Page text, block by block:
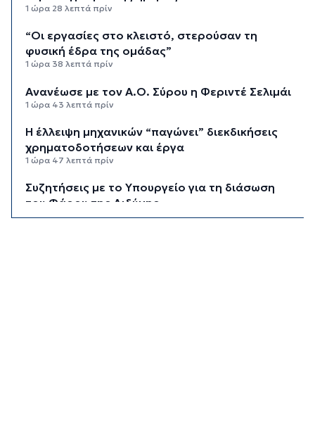
1 ώρα 28 λεπτά πρίν
“Οι εργασίες στο κλειστό, στερούσαν τη
φυσική έδρα της ομάδας”
1 ώρα 38 λεπτά πρίν
Ανανέωσε με τον Α.Ο. Σύρου η Φεριντέ Σελιμάι
1 ώρα 43 λεπτά πρίν
Η έλλειψη μηχανικών “παγώνει” διεκδικήσεις
χρηματοδοτήσεων και έργα
1 ώρα 47 λεπτά πρίν
Συζητήσεις με το Υπουργείο για τη διάσωση
του Φάρου της Διδύμης
1 ώρα 52 λεπτά πρίν